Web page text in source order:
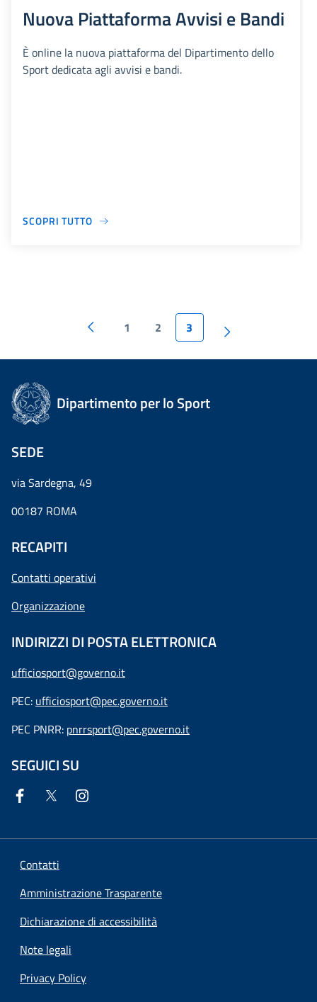
Nuova Piattaforma Avvisi e Bandi
È online la nuova piattaforma del Dipartimento dello
Sport dedicata agli avvisi e bandi.
SCOPRI TUTTO
1 2 3
Dipartimento per lo Sport
SEDE
via Sardegna, 49
00187 ROMA
RECAPITI
Contatti operativi
Organizzazione
INDIRIZZI DI POSTA ELETTRONICA
ufficiosport@governo.it
PEC: ufficiosport@pec.governo.it
PEC PNRR: pnrrsport@pec.governo.it
SEGUICI SU
Contatti
Amministrazione Trasparente
Dichiarazione di accessibilità
Note legali
Privacy Policy